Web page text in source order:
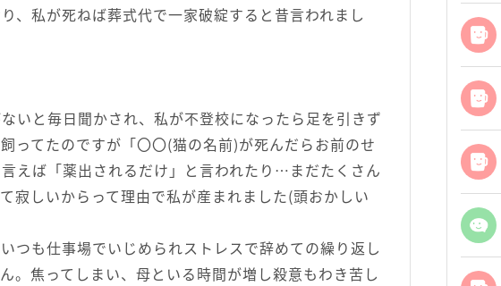
、私が死ねば葬式代で一家破綻すると昔言われまし
いと毎日聞かされ、私が不登校になったら足を引きず
ってたのですが「〇〇(猫の名前)が死んだらお前のせ
えば「薬出されるだけ」と言われたり…まだたくさん
寂しいからって理由で私が産まれました(頭おかしい
つも仕事場でいじめられストレスで辞めての繰り返し
。焦ってしまい、母といる時間が増し殺意もわき苦し